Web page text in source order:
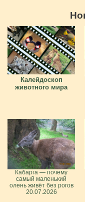
Калейдоскоп
животного мира
Кабарга — почему
самый маленький
олень живёт без рогов
20.07.2026